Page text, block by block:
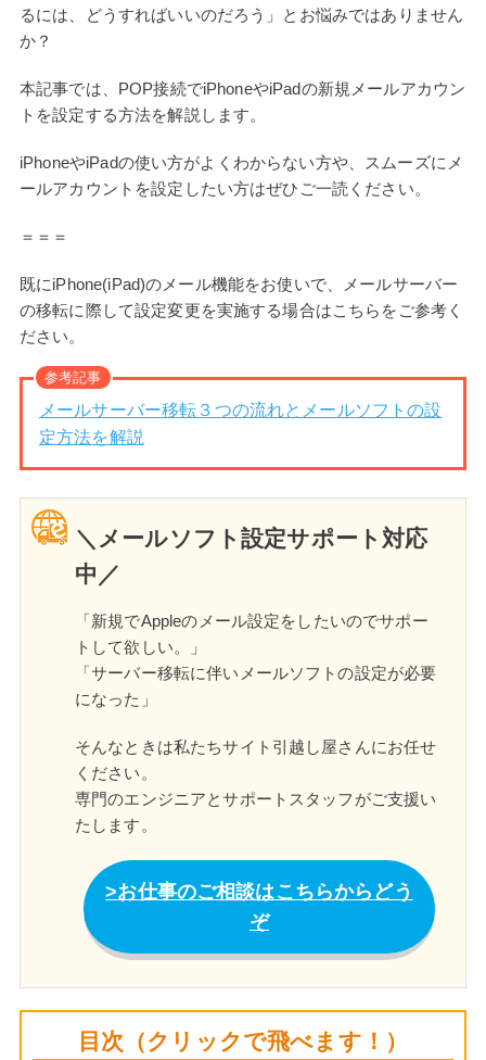
るには、どうすればいいのだろう」とお悩みではありません
か？
本記事では、POP接続でiPhoneやiPadの新規メールアカウン
トを設定する方法を解説します。
iPhoneやiPadの使い方がよくわからない方や、スムーズにメ
ールアカウントを設定したい方はぜひご一読ください。
＝＝＝
既にiPhone(iPad)のメール機能をお使いで、メールサーバー
の移転に際して設定変更を実施する場合はこちらをご参考く
ださい。
参考記事
メールサーバー移転３つの流れとメールソフトの設
定方法を解説
＼メールソフト設定サポート対応
中／
「新規でAppleのメール設定をしたいのでサポー
トして欲しい。」
「サーバー移転に伴いメールソフトの設定が必要
になった」
そんなときは私たちサイト引越し屋さんにお任せ
ください。
専門のエンジニアとサポートスタッフがご支援い
たします。
お仕事のご相談はこちらからどう
ぞ
目次（クリックで飛べます！）